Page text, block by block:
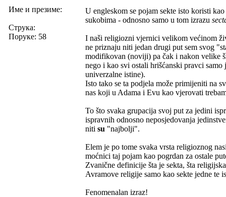
Име и презиме:
Струка:
Поруке: 58
U engleskom se pojam sekte isto koristi
sukobima - odnosno samo u tom izrazu
I naši religiozni vjernici velikom većinom
ne priznaju niti jedan drugi put sem svog
modifikovan (noviji) pa čak i nakon velike
nego i kao svi ostali hrišćanski pravci
univerzalne istine).
Isto tako se ta podjela može primijeniti na
nas koji u Adama i Evu kao vjerovati
To što svaka grupacija svoj put za jedini
ispravnih odnosno neposjedovanja
niti su "najbolji".
Elem je po tome svaka vrsta religioznog
moćnici taj pojam kao pogrdan za ostale
Zvanične definicije šta je sekta, šta
Avramove religije samo kao sekte jedne te
Fenomenalan izraz!